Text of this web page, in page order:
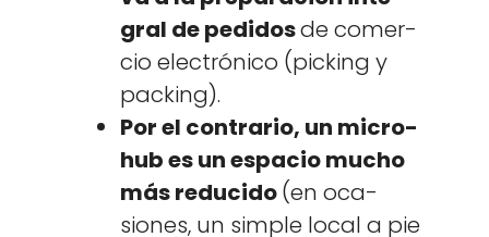
gral de pedi­dosde com­er­
cio elec­tróni­co (pick­ing y
pack­ing).
Por el con­trario, un micro­
hub es un espa­cio mucho
más reduci­do(en oca­
siones, un sim­ple local a pie